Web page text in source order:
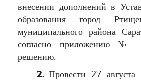
внесении дополнений в
образования город
муниципального района
согласно приложению №
решению.
2.Провести 27 августа